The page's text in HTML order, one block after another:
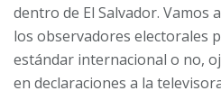
dentro de El Salvador. Vamos
los observadores electorales
estándar internacional o no,
en declaraciones a la